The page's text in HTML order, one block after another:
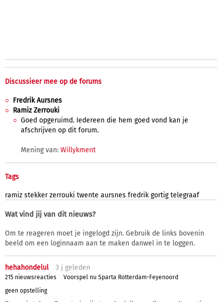
Discussieer mee op de forums
Fredrik Aursnes
Ramiz Zerrouki
Goed opgeruimd. Iedereen die hem goed vond kan je
afschrijven op dit forum.
Mening van: Willykment
Tags
ramiz stekker zerrouki twente aursnes fredrik gortig telegraaf
Wat vind jij van dit nieuws?
Om te reageren moet je ingelogd zijn. Gebruik de links bovenin
beeld om een loginnaam aan te maken danwel in te loggen.
hehahondelul 3 j geleden
215 nieuwsreacties
Voorspel nu Sparta Rotterdam-Feyenoord
geen opstelling